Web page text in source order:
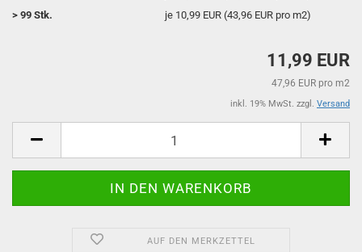
> 99 Stk.
je 10,99 EUR (43,96 EUR pro m2)
11,99 EUR
47,96 EUR pro m2
inkl. 19% MwSt. zzgl. Versand
AUF DEN MERKZETTEL